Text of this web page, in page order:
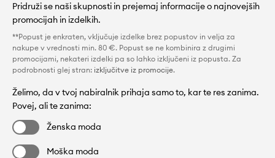
Pridruži se naši skupnosti in prejemaj informacije o najnovejših
promocijah in izdelkih.
**Popust je enkraten, vključuje izdelke brez popustov in velja za
nakupe v vrednosti min. 80 €. Popust se ne kombinira z drugimi
promocijami, nekateri izdelki pa so lahko izključeni iz popusta. Za
podrobnosti glej stran: izključitve iz promocije.
Želimo, da v tvoj nabiralnik prihaja samo to, kar te res zanima.
Povej, ali te zanima:
Ženska moda
Moška moda